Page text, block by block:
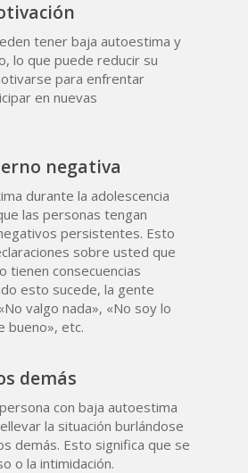
tener baja autoestima y
lo que puede reducir su
para enfrentar
en nuevas
negativa
durante la adolescencia
las personas tengan
persistentes. Esto
sobre usted que
tienen consecuencias
esto sucede, la gente
valgo nada», «No soy lo
bueno», etc.
demás
con baja autoestima
la situación burlándose
demás. Esto significa que se
o la intimidación.